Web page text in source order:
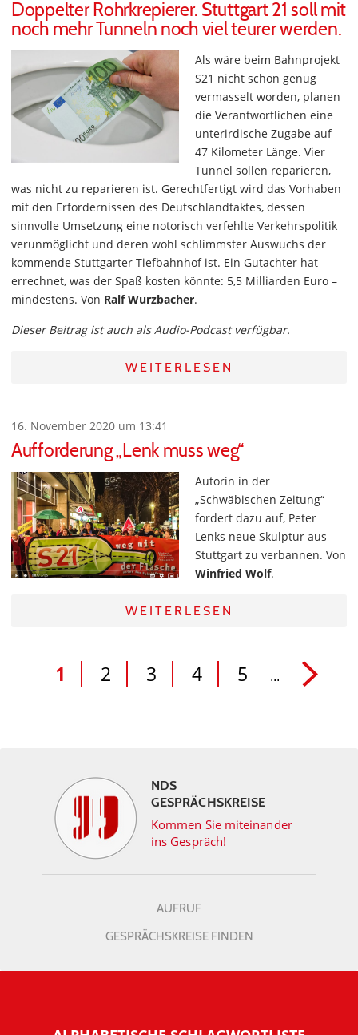
Doppelter Rohrkrepierer. Stuttgart 21 soll mit
noch mehr Tunneln noch viel teurer werden.
Als wäre beim Bahnprojekt
S21 nicht schon genug
vermasselt worden, planen
die Verantwortlichen eine
unterirdische Zugabe auf
47 Kilometer Länge. Vier
Tunnel sollen reparieren,
was nicht zu reparieren ist. Gerechtfertigt wird das Vorhaben
mit den Erfordernissen des Deutschlandtaktes, dessen
sinnvolle Umsetzung eine notorisch verfehlte Verkehrspolitik
verunmöglicht und deren wohl schlimmster Auswuchs der
kommende Stuttgarter Tiefbahnhof ist. Ein Gutachter hat
errechnet, was der Spaß kosten könnte: 5,5 Milliarden Euro –
mindestens. Von Ralf Wurzbacher.
Dieser Beitrag ist auch als Audio-Podcast verfügbar.
WEITERLESEN
16. November 2020 um 13:41
Aufforderung „Lenk muss weg“
Autorin in der
„Schwäbischen Zeitung“
fordert dazu auf, Peter
Lenks neue Skulptur aus
Stuttgart zu verbannen. Von
Winfried Wolf.
WEITERLESEN
1 2 3 4 5 ...
NDS
GESPRÄCHSKREISE
Kommen Sie miteinander
ins Gespräch!
AUFRUF
GESPRÄCHSKREISE FINDEN